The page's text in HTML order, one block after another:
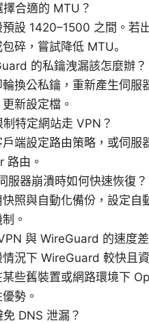
擇合適的 MTU？
預設 1420–1500 之間。若
碎，嘗試降低 MTU。
的私鑰洩漏該怎麼辦？
輪換公私鑰，重新產生伺服
新設定檔。
制特定網站走 VPN？
戶端設定路由策略，或伺服
路由。
服器崩潰時如何快速恢復？
快照與自動化備份，設定自
。
與 WireGuard 的速度
況下 WireGuard 較快且
某些舊裝置或網路環境下
勢。
DNS 泄漏？